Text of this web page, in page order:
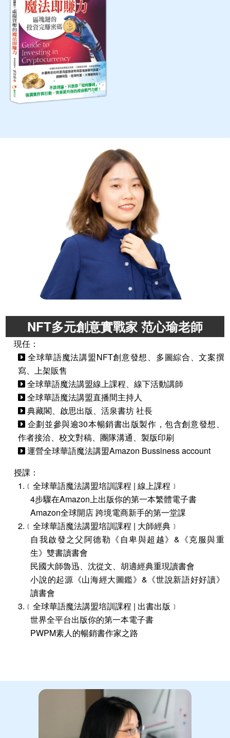
NFT多元創意實戰家 范心瑜老師
現任：
全球華語魔法講盟NFT創意發想、多圖綜合、文案撰
寫、上架販售
全球華語魔法講盟線上課程、線下活動講師
全球華語魔法講盟直播間主持人
典藏閣、啟思出版、活泉書坊 社長
企劃並參與逾30本暢銷書出版製作，包含創意發想、
作者接洽、校文對稿、團隊溝通、製版印刷
運營全球華語魔法講盟Amazon Bussiness account
授課：
1.﹝全球華語魔法講盟培訓課程 | 線上課程﹞
4步驟在Amazon上出版你的第一本繁體電子書
Amazon全球開店 跨境電商新手的第一堂課
2.﹝全球華語魔法講盟培訓課程 | 大師經典﹞
自我啟發之父阿德勒《自卑與超越》&《克服與重
生》雙書讀書會
民國大師魯迅、沈從文、胡適經典重現讀書會
小說的起源《山海經大圖鑑》&《世說新語好好讀》
讀書會
3.﹝全球華語魔法講盟培訓課程 | 出書出版﹞
世界全平台出版你的第一本電子書
PWPM素人的暢銷書作家之路